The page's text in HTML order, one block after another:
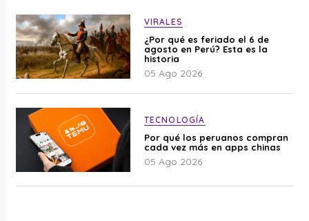
VIRALES
¿Por qué es feriado el 6 de
agosto en Perú? Esta es la
historia
05 Ago 2026
TECNOLOGÍA
Por qué los peruanos compran
cada vez más en apps chinas
05 Ago 2026